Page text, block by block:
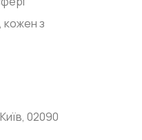
кожен з
02090